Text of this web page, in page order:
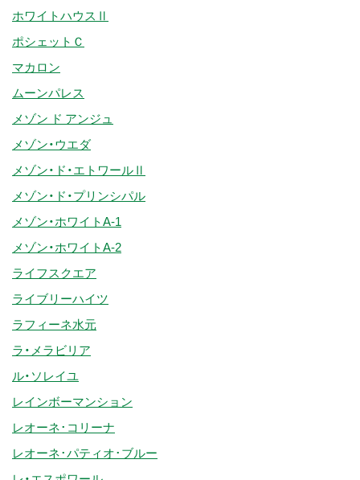
ホワイトハウスⅡ
ポシェットＣ
マカロン
ムーンパレス
メゾン ド アンジュ
メゾン・ウエダ
メゾン・ド・エトワールⅡ
メゾン・ド・プリンシパル
メゾン・ホワイトA-1
メゾン・ホワイトA-2
ライフスクエア
ライブリーハイツ
ラフィーネ水元
ラ・メラビリア
ル・ソレイユ
レインボーマンション
レオーネ･コリーナ
レオーネ･パティオ･ブルー